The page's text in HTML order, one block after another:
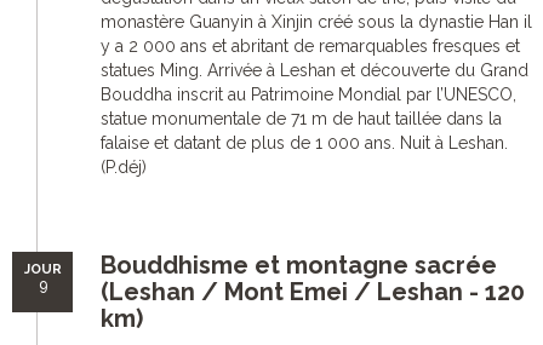
monastère Guanyin à Xinjin créé sous la dynastie Han il
y a 2 000 ans et abritant de remarquables fresques et
statues Ming. Arrivée à Leshan et découverte du Grand
Bouddha inscrit au Patrimoine Mondial par l’UNESCO,
statue monumentale de 71 m de haut taillée dans la
falaise et datant de plus de 1 000 ans. Nuit à Leshan.
(P.déj)
JOUR
9
Bouddhisme et montagne sacrée
(Leshan / Mont Emei / Leshan - 120
km)